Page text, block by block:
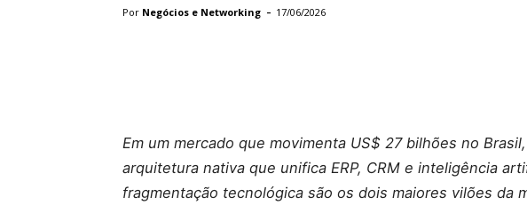
Por Negócios e Networking - 17/06/2026
Em um mercado que movimenta US$ 27 bilhões no
arquitetura nativa que unifica ERP, CRM e inteligência
fragmentação tecnológica são os dois maiores vilões da